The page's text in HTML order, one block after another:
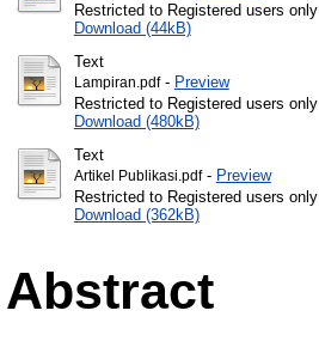
Restricted to Registered users only
Download (44kB)
Text
Lampiran.pdf- Preview
Restricted to Registered users only
Download (480kB)
Text
Artikel Publikasi.pdf- Preview
Restricted to Registered users only
Download (362kB)
Abstract